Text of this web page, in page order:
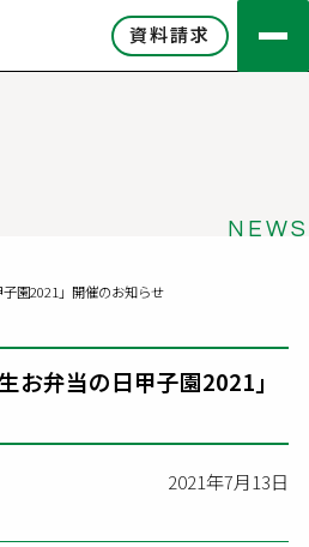
資料請求
NEWS
園2021」開催のお知らせ
お弁当の日甲子園2021」
2021年7月13日